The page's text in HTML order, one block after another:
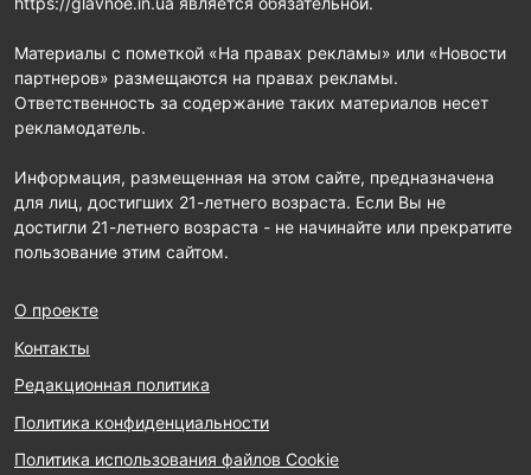
Материалы с пометкой «На правах рекламы» или «Новости
партнеров» размещаются на правах рекламы.
Ответственность за содержание таких материалов несет
рекламодатель.
Информация, размещенная на этом сайте, предназначена
для лиц, достигших 21-летнего возраста. Если Вы не
достигли 21-летнего возраста - не начинайте или прекратите
пользование этим сайтом.
О проекте
Контакты
Редакционная политика
Политика конфиденциальности
Политика использования файлов Cookie